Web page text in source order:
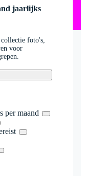
jaarlijks
foto's,
voor
per maand